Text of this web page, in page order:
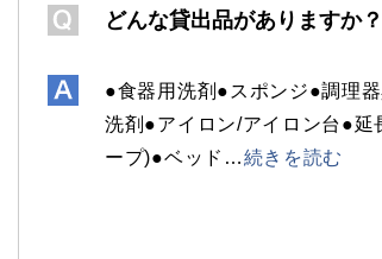
どんな貸出品がありますか？
●食器用洗剤●スポンジ●調理
洗剤●アイロン/アイロン台●
ープ)●ベッド …続きを読む